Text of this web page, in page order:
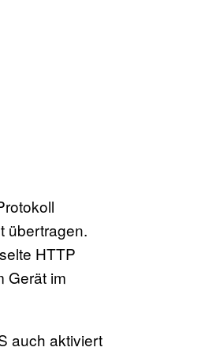
übertragen.
HTTP
Gerät im
auch aktiviert